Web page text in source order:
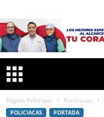
Página Principal Policiacas
POLICIACAS PORTADA